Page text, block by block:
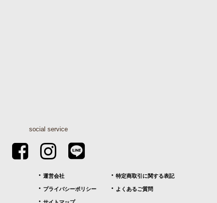
social service
運営会社 特定商取引に関する表記
プライバシーポリシー よくあるご質問